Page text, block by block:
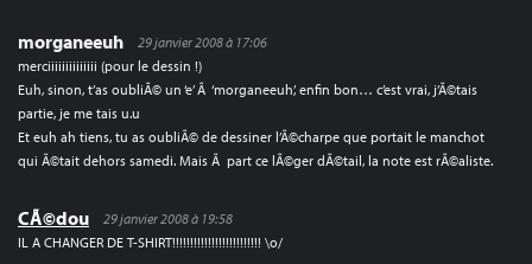
morganeeuh
29 janvier 2008 à 17:06
merciiiiiiiiiiiiii (pour le dessin !)
Euh, sinon, t’as oubliÃ© un ‘e’ Ã ‘morganeeuh’, enfin bon… c’est vrai, j’Ã©tais
partie, je me tais u.u
Et euh ah tiens, tu as oubliÃ© de dessiner l’Ã©charpe que portait le manchot
qui Ã©tait dehors samedi. Mais Ã part ce lÃ©ger dÃ©tail, la note est rÃ©aliste.
CÃ©dou
29 janvier 2008 à 19:58
IL A CHANGER DE T-SHIRT!!!!!!!!!!!!!!!!!!!!!!!!! \o/